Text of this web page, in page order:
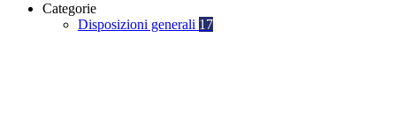
Categorie
Disposizioni generali 17